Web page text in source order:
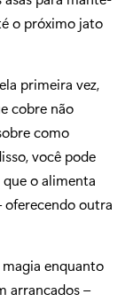
o próximo jato
primeira vez,
cobre não
como
você pode
o alimenta
oferecendo outra
magia enquanto
arrancados –